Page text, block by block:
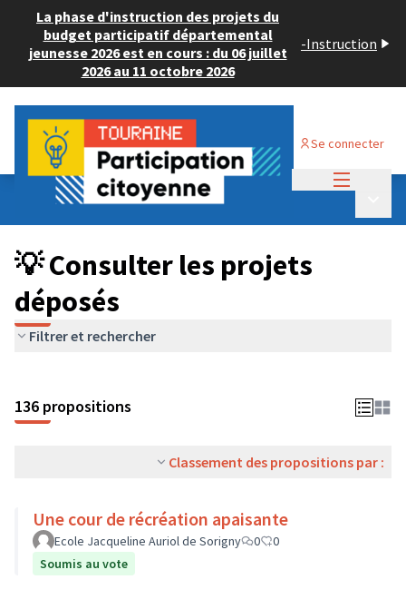
La phase d'instruction des projets du
budget participatif départemental
jeunesse 2026 est en cours : du 06 juillet
2026 au 11 octobre 2026
-Instruction
Se connecter
Budget Participatif JEUNESSE 2024
💡 Consulter les projets déposés
💡 Consulter les projets
déposés
Filtrer et rechercher
136 propositions
Classement des propositions par :
Une cour de récréation apaisante
Ecole Jacqueline Auriol de Sorigny 0
0
Soumis au vote